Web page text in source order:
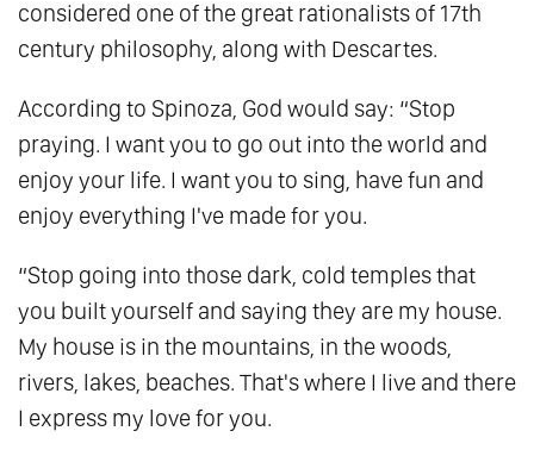
Vạn Hữu
118.Độc Lập - Tự Do - Hạnh Phúc
119.Cách Mạng Nội Tâm - Cuộc Cách Mạng
Lớn Nhất Của Loài Người
120.Thế Giới Bên Trong - Thế Giới Bên Ngoài
121.Khổ Đế - Cầu Bất Đắc Khổ
122.Thân - Tâm - Trí: Hành Trình Trở Về Với
Không
123.Đối Diện Nỗi Sợ - Hành Trình Trở Về Với
Sự Can Đảm
considered one of the great rationalists of 17th
century philosophy, along with Descartes.
According to Spinoza, God would say: “Stop
praying. I want you to go out into the world and
enjoy your life. I want you to sing, have fun and
enjoy everything I've made for you.
“Stop going into those dark, cold temples that
you built yourself and saying they are my house.
My house is in the mountains, in the woods,
rivers, lakes, beaches. That's where I live and there
I express my love for you.